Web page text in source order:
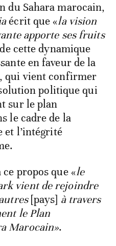
du Sahara marocain,
écrit que «la vision
apporte ses fruits
cette dynamique
en faveur de la
qui vient confirmer
politique qui
sur le plan
le cadre de la
et l’intégrité
propos que «le
vient de rejoindre
[pays] à travers
le Plan
Marocain».